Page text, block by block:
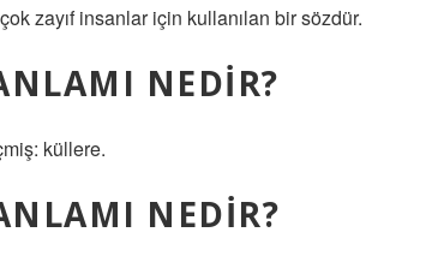
zayıf insanlar için kullanılan bir sözdür.
NEDIR?
küllere.
NEDIR?